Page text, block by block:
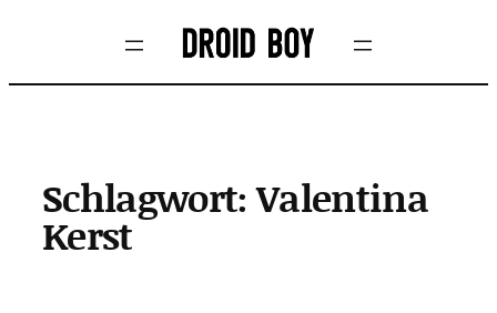
springen
Schlagwort:Valentina
Kerst